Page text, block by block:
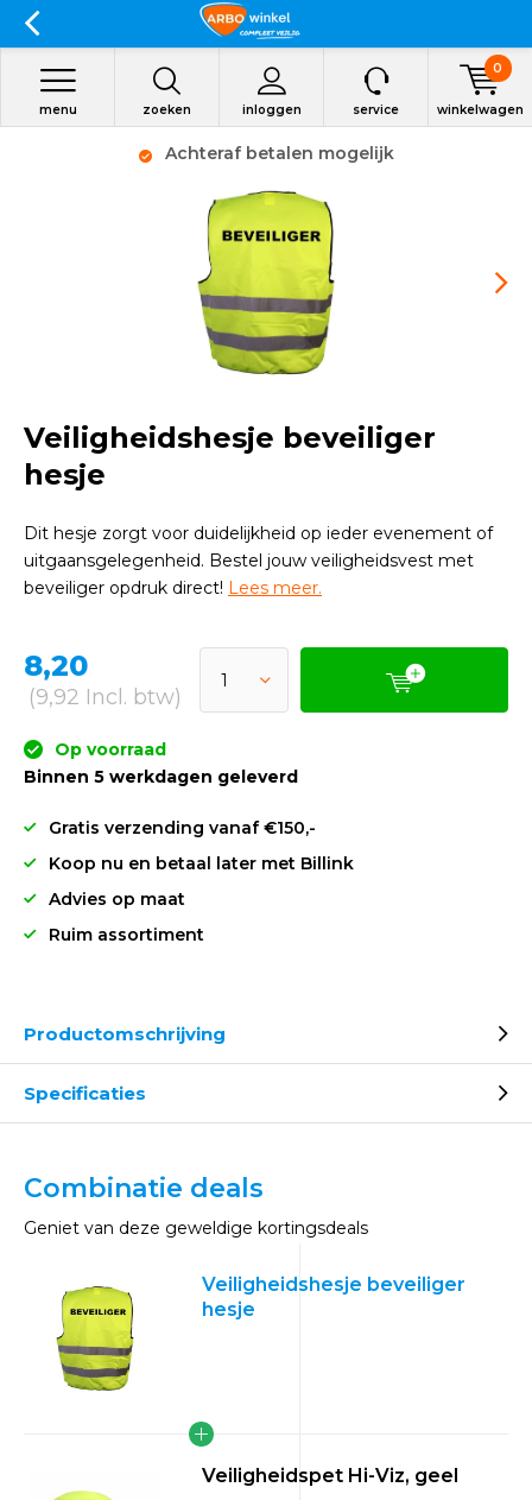
zoeken inloggen
menu service winkelwagen
0
Achteraf betalen mogelijk
Veiligheidshesje beveiliger
hesje
Dit hesje zorgt voor duidelijkheid op ieder evenement of
uitgaansgelegenheid. Bestel jouw veiligheidsvest met
beveiliger opdruk direct! Lees meer.
8,20
(9,92 Incl. btw)
Op voorraad
Binnen 5 werkdagen geleverd
Gratis verzending vanaf €150,-
Koop nu en betaal later met Billink
Advies op maat
Ruim assortiment
Productomschrijving
Specificaties
Combinatie deals
Geniet van deze geweldige kortingsdeals
Veiligheidshesje beveiliger
hesje
Veiligheidspet Hi-Viz, geel